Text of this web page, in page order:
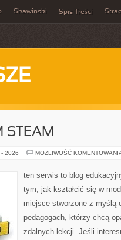
Skawinski Spis Treści
STEAM
- 2026 MOŻLIWOŚĆ
ten serwis to blog
tym, jak kształcić się w
miejsce stworzone z myślą
pedagogach, którzy chcą
zdalnych lekcji. Jeśli